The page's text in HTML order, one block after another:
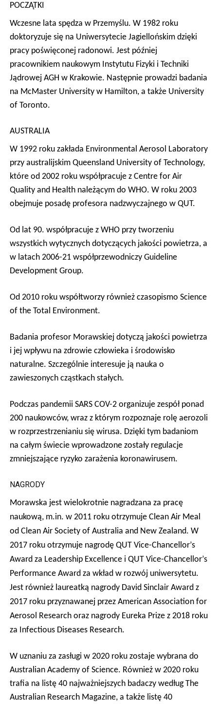
POCZĄTKI
Wczesne lata spędza w Przemyślu. W 1982 roku
doktoryzuje się na Uniwersytecie Jagiellońskim dzięki
pracy poświęconej radonowi. Jest później
pracownikiem naukowym Instytutu Fizyki i Techniki
Jądrowej AGH w Krakowie. Następnie prowadzi badania
na McMaster University w Hamilton, a także University
of Toronto.
AUSTRALIA
W 1992 roku zakłada Environmental Aerosol Laboratory
przy australijskim Queensland University of Technology,
które od 2002 roku współpracuje z Centre for Air
Quality and Health należącym do WHO. W roku 2003
obejmuje posadę profesora nadzwyczajnego w QUT.
Od lat 90. współpracuje z WHO przy tworzeniu
wszystkich wytycznych dotyczących jakości powietrza, a
w latach 2006-21 współprzewodniczy Guideline
Development Group.
Od 2010 roku współtworzy również czasopismo Science
of the Total Environment.
Badania profesor Morawskiej dotyczą jakości powietrza
i jej wpływu na zdrowie człowieka i środowisko
naturalne. Szczególnie interesuje ją nauka o
zawieszonych cząstkach stałych.
Podczas pandemii SARS COV-2 organizuje zespół ponad
200 naukowców, wraz z którym rozpoznaje rolę aerozoli
w rozprzestrzenianiu się wirusa. Dzięki tym badaniom
na całym świecie wprowadzone zostały regulacje
zmniejszające ryzyko zarażenia koronawirusem.
NAGRODY
Morawska jest wielokrotnie nagradzana za pracę
naukową, m.in. w 2011 roku otrzymuje Clean Air Meal
od Clean Air Society of Australia and New Zealand. W
2017 roku otrzymuje nagrodę QUT Vice-Chancellor’s
Award za Leadership Excellence i QUT Vice-Chancellor’s
Performance Award za wkład w rozwój uniwersytetu.
Jest również laureatką nagrody David Sinclair Award z
2017 roku przyznawanej przez American Association for
Aerosol Research oraz nagrody Eureka Prize z 2018 roku
za Infectious Diseases Research.
W uznaniu za zasługi w 2020 roku zostaje wybrana do
Australian Academy of Science. Również w 2020 roku
trafia na listę 40 najważniejszych badaczy wedługThe
Australian Research Magazine, a także listę 40